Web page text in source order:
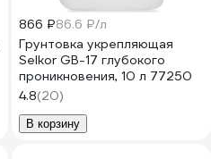
866 ₽86.6 ₽/л
Грунтовка укрепляющая
Selkor GB-17 глубокого
проникновения, 10 л 77250
4.8(20)
В корзину